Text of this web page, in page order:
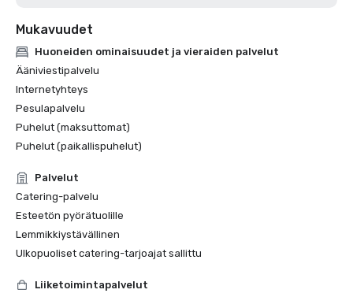
Mukavuudet
Huoneiden ominaisuudet ja vieraiden palvelut
Ääniviestipalvelu
Internetyhteys
Pesulapalvelu
Puhelut (maksuttomat)
Puhelut (paikallispuhelut)
Palvelut
Catering-palvelu
Esteetön pyörätuolille
Lemmikkiystävällinen
Ulkopuoliset catering-tarjoajat sallittu
Liiketoimintapalvelut